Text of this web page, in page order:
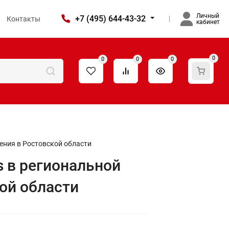
Контакты +7 (495) 644-43-32
Личный
кабинет
0 0 0 0
в Ростовской области
региональной
области